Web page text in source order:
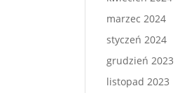
marzec 2024
styczeń 2024
grudzień 2023
listopad 2023